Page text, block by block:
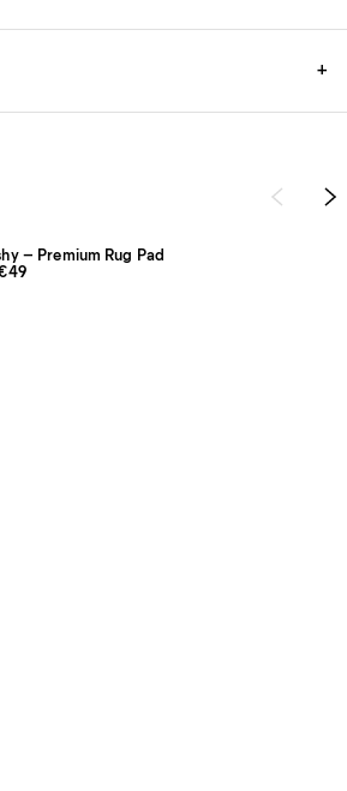
+
– Premium Rug Pad